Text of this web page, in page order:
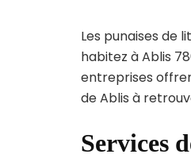
Les punaises de
habitez à Ablis
entreprises
de Ablis à
Services